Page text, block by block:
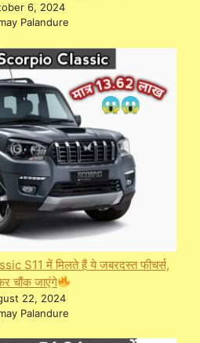
6, 2024
Palandure
S11 में मिलते हैं ये जबरदस्त फीचर्स,
चौंक जाएंगे
22, 2024
Palandure